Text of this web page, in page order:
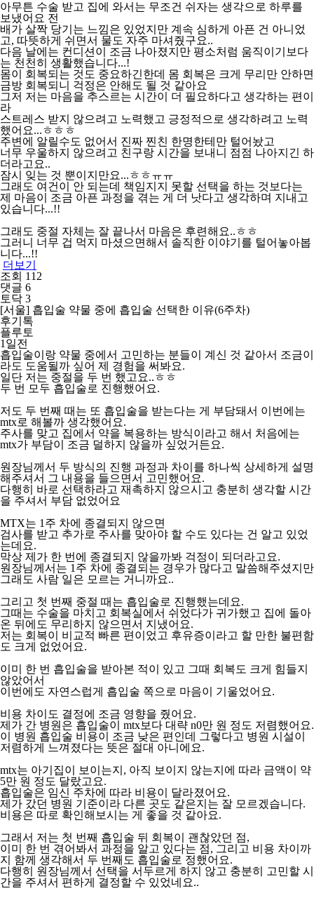
아무튼 수술 받고 집에 와서는 무조건 쉬자는 생각으로 하루를
보냈어요 전
배가 살짝 당기는 느낌은 있었지만 계속 심하게 아픈 건 아니었
고, 따뜻하게 쉬면서 물도 자주 마셔줬구요..
다음 날에는 컨디션이 조금 나아졌지만 평소처럼 움직이기보다
는 천천히 생활했습니다...!
몸이 회복되는 것도 중요하긴한데 몸 회복은 크게 무리만 안하면
금방 회복되니 걱정은 안해도 될 것 같아요
그저 저는 마음을 추스르는 시간이 더 필요하다고 생각하는 편이
라
스트레스 받지 않으려고 노력했고 긍정적으로 생각하려고 노력
했어요...ㅎㅎㅎ
주변에 알릴수도 없어서 진짜 찐친 한명한테만 털어놨고
너무 우울하지 않으려고 친구랑 시간을 보내니 점점 나아지긴 하
더라고요..
잠시 잊는 것 뿐이지만요...ㅎㅎㅠㅠ
그래도 여건이 안 되는데 책임지지 못할 선택을 하는 것보다는
제 마음이 조금 아픈 과정을 겪는 게 더 낫다고 생각하며 지내고
있습니다...!!
그래도 중절 자체는 잘 끝나서 마음은 후련해요..ㅎㅎ
그러니 너무 겁 먹지 마셨으면해서 솔직한 이야기를 털어놓아봅
니다...!!
더보기
조회 112
댓글 6
토닥 3
[서울] 흡입술 약물 중에 흡입술 선택한 이유(6주차)
후기톡
플루토
1일전
흡입술이랑 약물 중에서 고민하는 분들이 계신 것 같아서 조금이
라도 도움될까 싶어 제 경험을 써봐요.
일단 저는 중절을 두 번 했고요..ㅎㅎ
두 번 모두 흡입술로 진행했어요.
저도 두 번째 때는 또 흡입술을 받는다는 게 부담돼서 이번에는
mtx로 해볼까 생각했어요.
주사를 맞고 집에서 약을 복용하는 방식이라고 해서 처음에는
mtx가 부담이 조금 덜하지 않을까 싶었거든요.
원장님께서 두 방식의 진행 과정과 차이를 하나씩 상세하게 설명
해주셔서 그 내용을 들으면서 고민했어요.
다행히 바로 선택하라고 재촉하지 않으시고 충분히 생각할 시간
을 주셔서 부담 없었어요
MTX는 1주 차에 종결되지 않으면
검사를 받고 추가로 주사를 맞아야 할 수도 있다는 건 알고 있었
는데요.
막상 제가 한 번에 종결되지 않을까봐 걱정이 되더라고요.
원장님께서는 1주 차에 종결되는 경우가 많다고 말씀해주셨지만
그래도 사람 일은 모르는 거니까요..
그리고 첫 번째 중절 때는 흡입술로 진행했는데요.
그때는 수술을 마치고 회복실에서 쉬었다가 귀가했고 집에 돌아
온 뒤에도 무리하지 않으면서 지냈어요.
저는 회복이 비교적 빠른 편이었고 후유증이라고 할 만한 불편함
도 크게 없었어요.
이미 한 번 흡입술을 받아본 적이 있고 그때 회복도 크게 힘들지
않았어서
이번에도 자연스럽게 흡입술 쪽으로 마음이 기울었어요.
비용 차이도 결정에 조금 영향을 줬어요.
제가 간 병원은 흡입술이 mtx보다 대략 n0만 원 정도 저렴했어요.
이 병원 흡입술 비용이 조금 낮은 편인데 그렇다고 병원 시설이
저렴하게 느껴졌다는 뜻은 절대 아니에요.
mtx는 아기집이 보이는지, 아직 보이지 않는지에 따라 금액이 약
5만 원 정도 달랐고요.
흡입술은 임신 주차에 따라 비용이 달라졌어요.
제가 갔던 병원 기준이라 다른 곳도 같은지는 잘 모르겠습니다.
비용은 따로 확인해보시는 게 좋을 것 같아요.
그래서 저는 첫 번째 흡입술 뒤 회복이 괜찮았던 점,
이미 한 번 겪어봐서 과정을 알고 있다는 점, 그리고 비용 차이까
지 함께 생각해서 두 번째도 흡입술로 정했어요.
다행히 원장님께서 선택을 서두르게 하지 않고 충분히 고민할 시
간을 주셔서 편하게 결정할 수 있었네요..